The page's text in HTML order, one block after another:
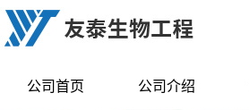
公司首页 公司介绍